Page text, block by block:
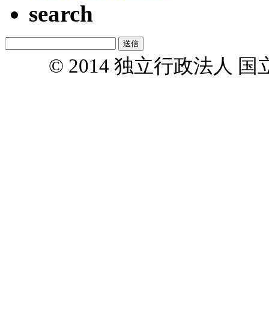
search
© 2014 独立行政法人 国